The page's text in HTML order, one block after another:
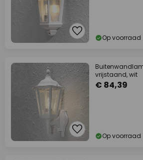
Op voorraad
vrijstaand, wit
€ 84,39
Op voorraad